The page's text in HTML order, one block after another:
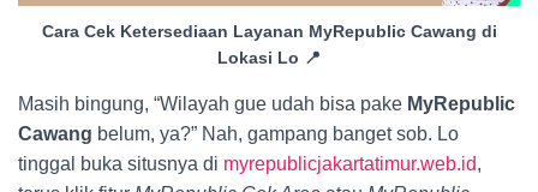
Cara Cek Ketersediaan Layanan MyRepublic Cawang di
Lokasi Lo 📍
Masih bingung, “Wilayah gue udah bisa pake MyRepublic
Cawang belum, ya?” Nah, gampang banget sob. Lo
tinggal buka situsnya di myrepublicjakartatimur.web.id,